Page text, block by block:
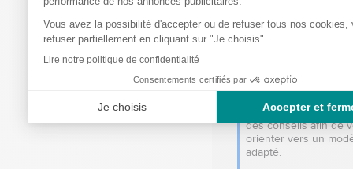
différence ne soit pas
immédiatement
ressenti peut varier
disposition si vous
des conseils afin de
orienter vers un
adapté.